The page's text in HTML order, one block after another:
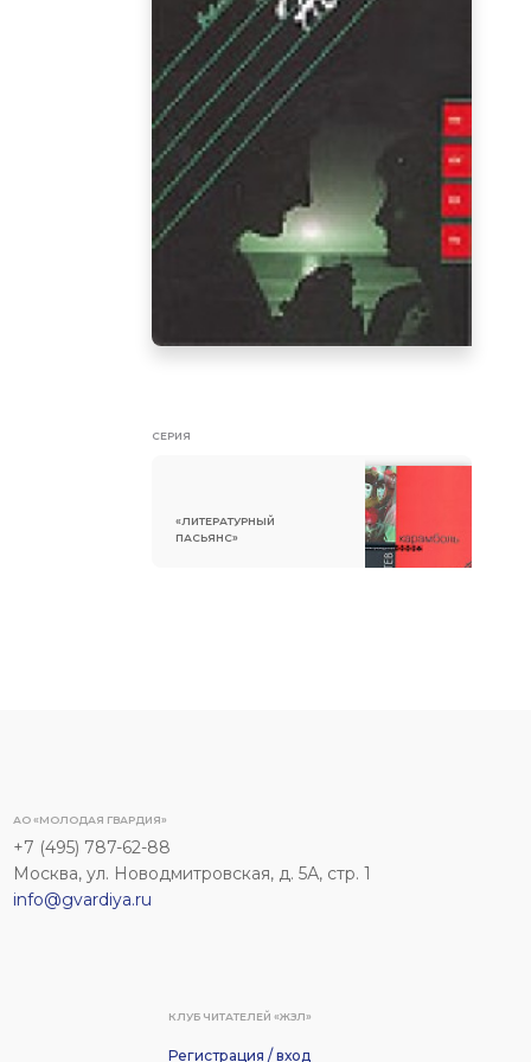
СЕРИЯ
«ЛИТЕРАТУРНЫЙ
ПАСЬЯНС»
АО «МОЛОДАЯ ГВАРДИЯ»
+7 (495) 787-62-88
Москва, ул. Новодмитровская, д. 5А, стр. 1
info@gvardiya.ru
КЛУБ ЧИТАТЕЛЕЙ «ЖЗЛ»
Регистрация / вход